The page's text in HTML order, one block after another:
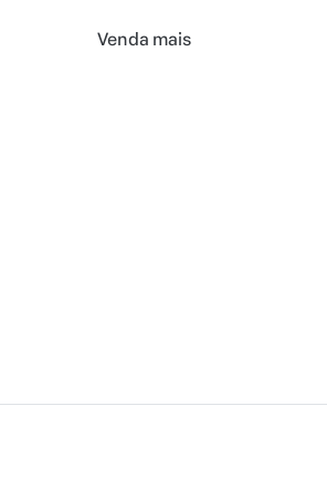
Venda mais